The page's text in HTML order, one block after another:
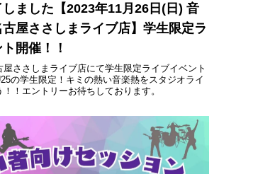
ました【2023年11月26日(日) 音
屋ささしまライブ店】学生限定ラ
開催！！
屋ささしまライブ店にて学生限定ライブイベント
の学生限定！キミの熱い音楽熱をスタジオライ
！エントリーお待ちしております。